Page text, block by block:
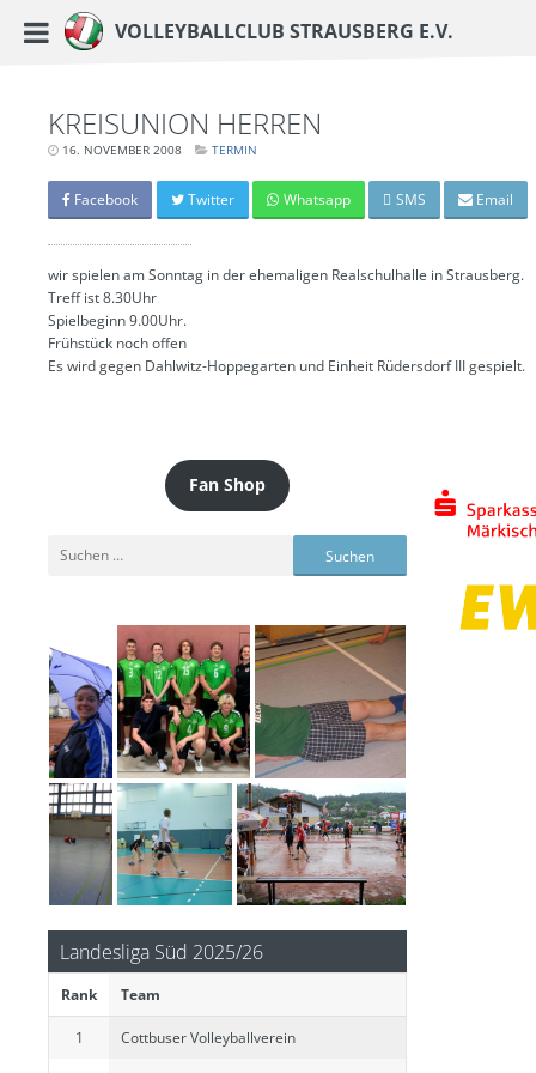
https://www.vc-strausberg.de/wp-content/themes/siehste/images/
Zum
Volleyballclub Strausberg e.V.
Haupt-Menü
KREISUNION HERREN
16. NOVEMBER 2008LETZTE
15.
MÄRZ
2024
-
UHR
TERMIN
Facebook Twitter Whatsapp SMS Email
wir spielen am Sonntag in der ehemaligen Realschulhalle in Strausberg.
Treff ist 8.30Uhr
Spielbeginn 9.00Uhr.
Frühstück noch offen
Es wird gegen Dahlwitz-Hoppegarten und Einheit Rüdersdorf III gespielt.
Fan Shop
Suchen
Landesliga Süd 2025/26
Rank Team
1 Cottbuser Volleyballverein